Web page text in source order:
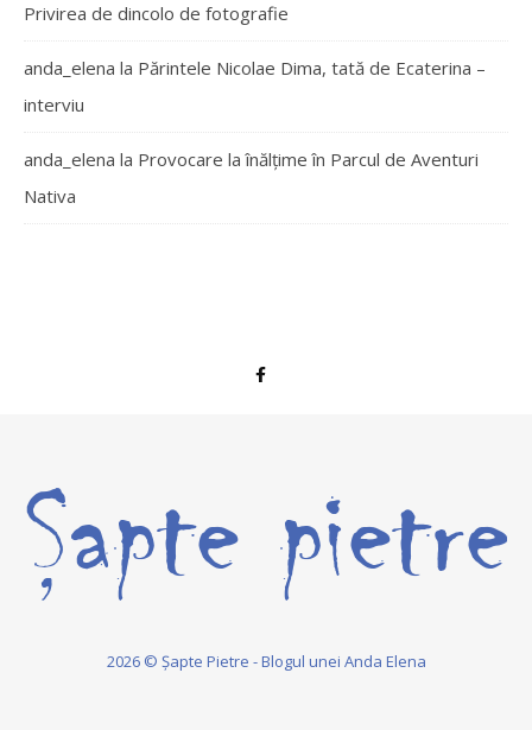
Privirea de dincolo de fotografie
anda_elena la Părintele Nicolae Dima, tată de Ecaterina –
interviu
anda_elena la Provocare la înălțime în Parcul de Aventuri
Nativa
2026 © Șapte Pietre - Blogul unei Anda Elena